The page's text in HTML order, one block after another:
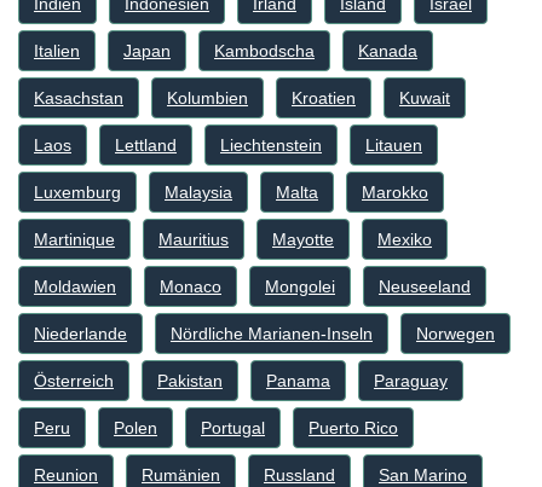
Italien Japan Kambodscha Kanada
Kasachstan Kolumbien Kroatien Kuwait
Laos Lettland Liechtenstein Litauen
Luxemburg Malaysia Malta Marokko
Martinique Mauritius Mayotte Mexiko
Moldawien Monaco Mongolei Neuseeland
Niederlande Nördliche Marianen-Inseln Norwegen
Österreich Pakistan Panama Paraguay
Peru Polen Portugal Puerto Rico
Reunion Rumänien Russland San Marino